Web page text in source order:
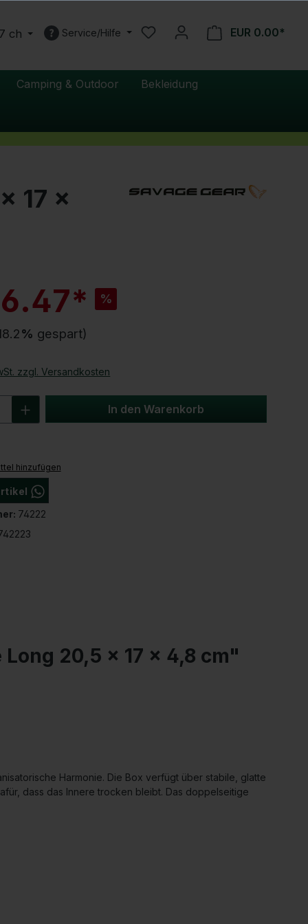
ch Service/Hilfe EUR 0.00*
Camping & Outdoor Bekleidung
17 x
6.47* %
% gespart)
zzgl. Versandkosten
Gib den gewünschten Wert
In den Warenkorb
hinzufügen
Produktnummer:
74222
20,5 x 17 x 4,8 cm"
Harmonie. Die Box verfügt über stabile, glatte
dass das Innere trocken bleibt. Das doppelseitige